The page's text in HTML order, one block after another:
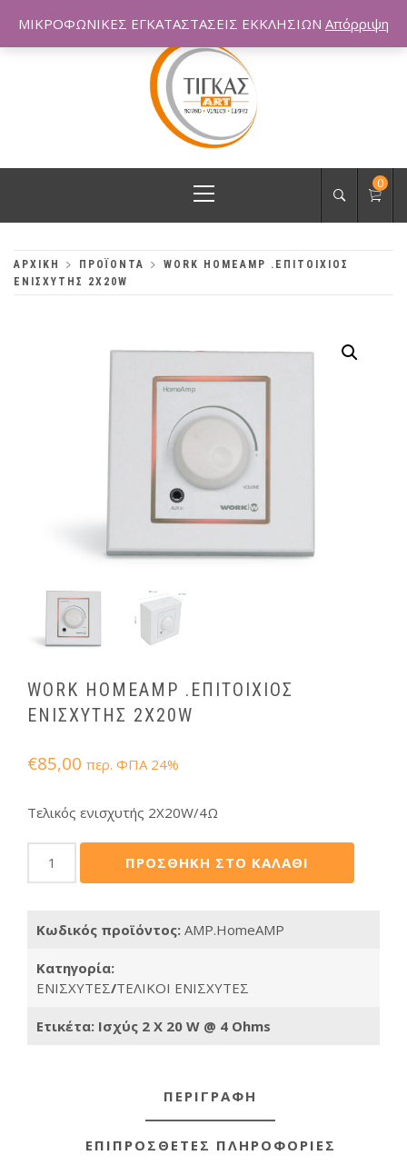
content
Menu
0
ΑΡΧΙΚΗ ΠΡΟΪΟΝΤΑ
WORK HOMEAMP .ΕΠΙΤΟΙΧΙΟΣ
ΕΝΙΣΧΥΤΗΣ 2Χ20W
WORK HOMEAMP .ΕΠΙΤΟΙΧΙΟΣ
ΕΝΙΣΧΥΤΗΣ 2Χ20W
€85,00 περ. ΦΠΑ 24%
Τελικός ενισχυτής 2Χ20W/4Ω
HomeAMP
2Χ20W
ΠΡΟΣΘΗΚΗ ΣΤΟ ΚΑΛΑΘΙ
Κωδικός προϊόντος: AMP.HomeAMP
Κατηγορία:
ΕΝΙΣΧΥΤΕΣ/ΤΕΛΙΚΟΙ ΕΝΙΣΧΥΤΕΣ
Ετικέτα: Ισχύς 2 Χ 20 W @ 4 Ohms
ΠΕΡΙΓΡΑΦΗ
ΕΠΙΠΡΟΣΘΕΤΕΣ ΠΛΗΡΟΦΟΡΙΕΣ
ΜΙΚΡΟΦΩΝΙΚΕΣ ΕΓΚΑΤΑΣΤΑΣΕΙΣ ΕΚΚΛΗΣΙΩΝ Απόρριψη